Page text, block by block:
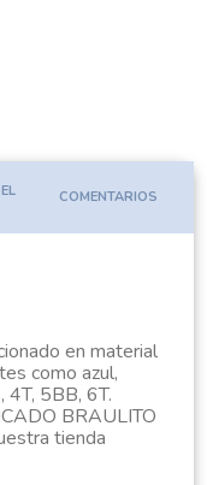
COMENTARIOS
en material
como azul,
4T, 5BB, 6T.
BRAULITO
tienda